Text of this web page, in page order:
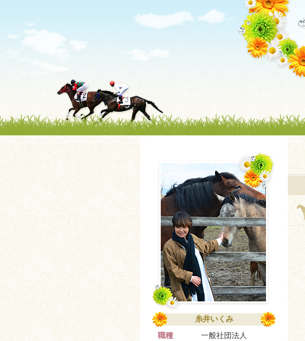
糸井いくみ
職種
一般社団法人